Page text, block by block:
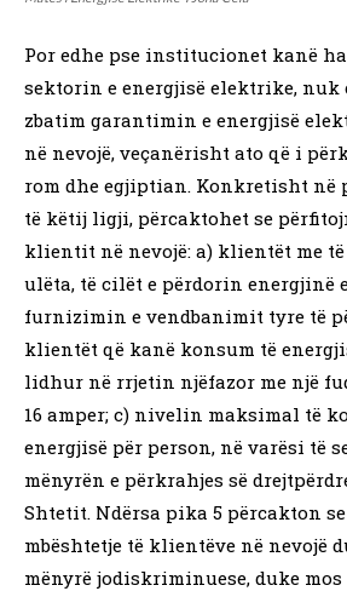
Por edhe pse institucionet kanë
sektorin e energjisë elektrike, nuk
zbatim garantimin e energjisë
në nevojë, veçanërisht ato që i
rom dhe egjiptian. Konkretisht në
të këtij ligji, përcaktohet se
klientit në nevojë: a) klientët me
ulëta, të cilët e përdorin energjinë
furnizimin e vendbanimit tyre të
klientët që kanë konsum të
lidhur në rrjetin njëfazor me një
16 amper; c) nivelin maksimal të
energjisë për person, në varësi të
mënyrën e përkrahjes së
Shtetit. Ndërsa pika 5 përcakton
mbështetje të klientëve në nevojë
mënyrë jodiskriminuese, duke